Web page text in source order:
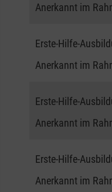
Anerkannt im
Erste-Hilfe-
Anerkannt im
Erste-Hilfe-
Anerkannt im
Erste-Hilfe-
Anerkannt im